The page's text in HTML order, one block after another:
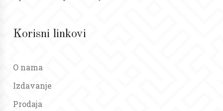
Korisni linkovi
O nama
Izdavanje
Prodaja